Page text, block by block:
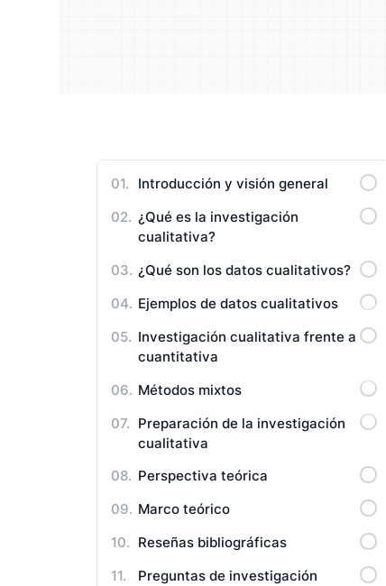
Introducción y visión general
¿Qué es la investigación
cualitativa?
¿Qué son los datos cualitativos?
Ejemplos de datos cualitativos
Investigación cualitativa frente a
cuantitativa
Métodos mixtos
Preparación de la investigación
cualitativa
Perspectiva teórica
Marco teórico
Reseñas bibliográficas
Preguntas de investigación